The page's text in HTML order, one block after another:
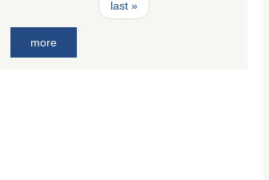
last »
more